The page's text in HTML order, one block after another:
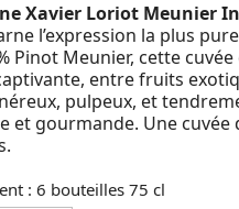
Xavier Loriot Meunier
l’expression la plus
Pinot Meunier, cette
entre fruits
pulpeux, et
et gourmande. Une
: 6 bouteilles 75 cl